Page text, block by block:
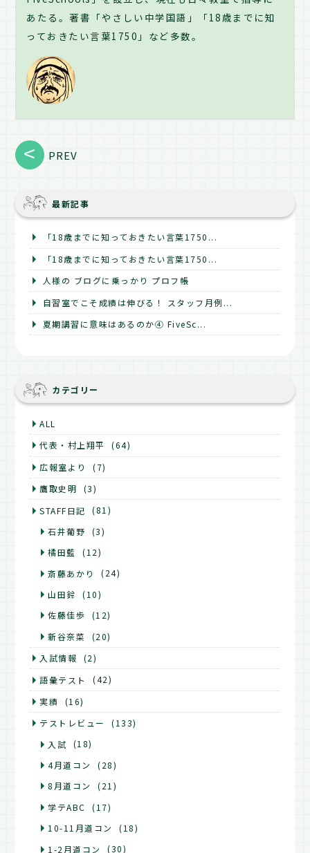
あたる。著書「やさしい中学国語」「18歳までに知
っておきたい言葉1750」など多数。
PREV
最新記事
「18歳までに知っておきたい言葉1750...
「18歳までに知っておきたい言葉1750...
人様の ブログに乗っかり プロフ帳
自習室でこそ成績は伸びる！ スタッフ月例...
夏期講習に意味はあるのか④ FiveSc...
カテゴリー
ALL
代表・村上翔平
(64)
広報室より
(7)
鷹取史明
(3)
STAFF日記
(81)
石井葡野
(3)
橘田藍
(12)
斎藤あかり
(24)
山田鈴
(10)
佐藤佳歩
(12)
新谷奈菜
(20)
入試情報
(2)
語彙テスト
(42)
実績
(16)
テストレビュー
(133)
入試
(18)
4月道コン
(28)
8月道コン
(21)
学テABC
(17)
10-11月道コン
(18)
1-2月道コン
(30)